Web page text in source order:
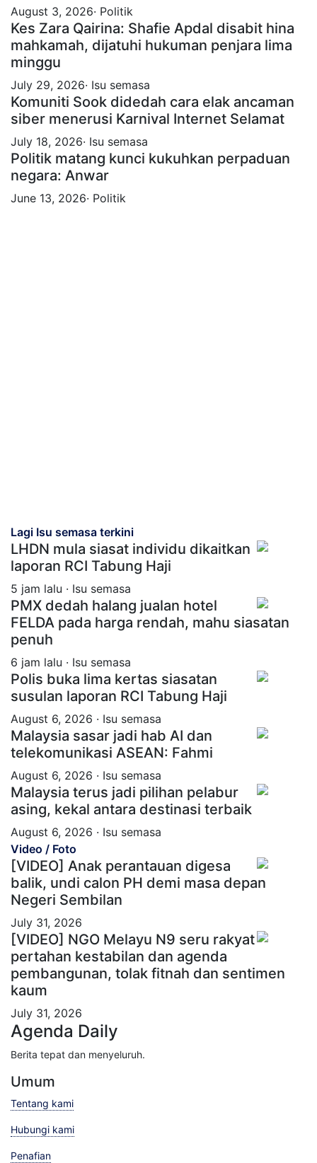
August 3, 2026· Politik
Kes Zara Qairina: Shafie Apdal disabit hina
mahkamah, dijatuhi hukuman penjara lima
minggu
July 29, 2026· Isu semasa
Komuniti Sook didedah cara elak ancaman
siber menerusi Karnival Internet Selamat
July 18, 2026· Isu semasa
Politik matang kunci kukuhkan perpaduan
negara: Anwar
June 13, 2026· Politik
Lagi Isu semasa terkini
LHDN mula siasat individu dikaitkan
laporan RCI Tabung Haji
5 jam lalu · Isu semasa
PMX dedah halang jualan hotel
FELDA pada harga rendah, mahu siasatan
penuh
6 jam lalu · Isu semasa
Polis buka lima kertas siasatan
susulan laporan RCI Tabung Haji
August 6, 2026 · Isu semasa
Malaysia sasar jadi hab AI dan
telekomunikasi ASEAN: Fahmi
August 6, 2026 · Isu semasa
Malaysia terus jadi pilihan pelabur
asing, kekal antara destinasi terbaik
August 6, 2026 · Isu semasa
Video / Foto
[VIDEO] Anak perantauan digesa
balik, undi calon PH demi masa depan
Negeri Sembilan
July 31, 2026
[VIDEO] NGO Melayu N9 seru rakyat
pertahan kestabilan dan agenda
pembangunan, tolak fitnah dan sentimen
kaum
July 31, 2026
Agenda Daily
Berita tepat dan menyeluruh.
Umum
Tentang kami
Hubungi kami
Penafian